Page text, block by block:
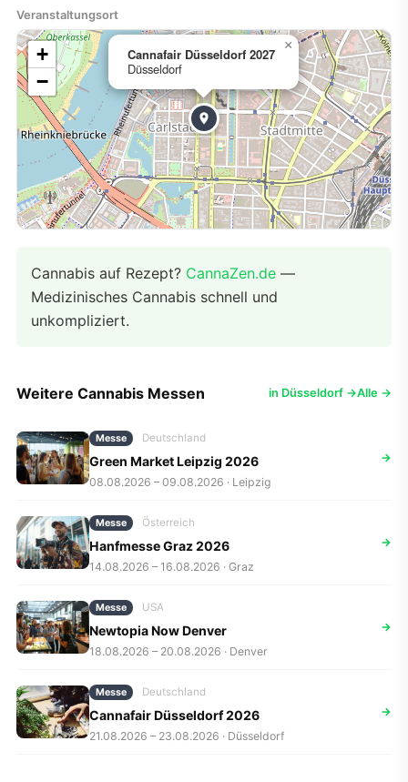
Veranstaltungsort
Cannafair Düsseldorf 2027
Düsseldorf
×
+
−
Cannabis auf Rezept? CannaZen.de —
Medizinisches Cannabis schnell und
unkompliziert.
Weitere Cannabis Messen in Düsseldorf →Alle →
Messe Deutschland
Green Market Leipzig 2026
08.08.2026 – 09.08.2026 · Leipzig
→
Messe Österreich
Hanfmesse Graz 2026
14.08.2026 – 16.08.2026 · Graz
→
Messe USA
Newtopia Now Denver
18.08.2026 – 20.08.2026 · Denver
→
Messe Deutschland
Cannafair Düsseldorf 2026
21.08.2026 – 23.08.2026 · Düsseldorf
→